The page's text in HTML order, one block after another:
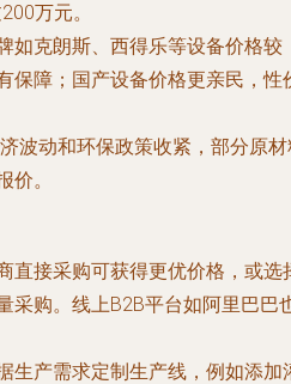
万元。
如克朗斯、西得乐等设备价格较
保障；国产设备价格更亲民，性
波动和环保政策收紧，部分原
价。
直接采购可获得更优价格，或选
采购。线上B2B平台如阿里巴巴
生产需求定制生产线，例如添加